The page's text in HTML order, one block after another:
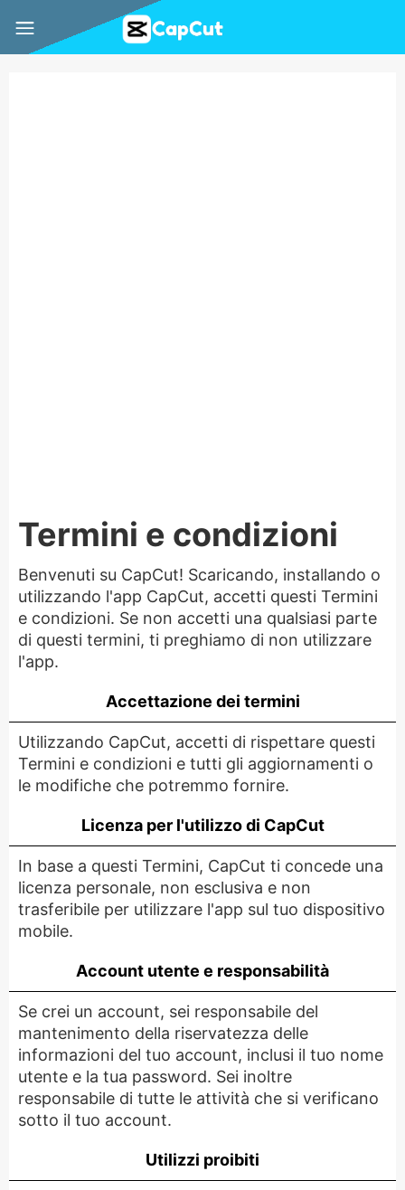
Termini e condizioni
Benvenuti su CapCut! Scaricando, installando o
utilizzando l'app CapCut, accetti questi Termini
e condizioni. Se non accetti una qualsiasi parte
di questi termini, ti preghiamo di non utilizzare
l'app.
Accettazione dei termini
Utilizzando CapCut, accetti di rispettare questi
Termini e condizioni e tutti gli aggiornamenti o
le modifiche che potremmo fornire.
Licenza per l'utilizzo di CapCut
In base a questi Termini, CapCut ti concede una
licenza personale, non esclusiva e non
trasferibile per utilizzare l'app sul tuo dispositivo
mobile.
Account utente e responsabilità
Se crei un account, sei responsabile del
mantenimento della riservatezza delle
informazioni del tuo account, inclusi il tuo nome
utente e la tua password. Sei inoltre
responsabile di tutte le attività che si verificano
sotto il tuo account.
Utilizzi proibiti